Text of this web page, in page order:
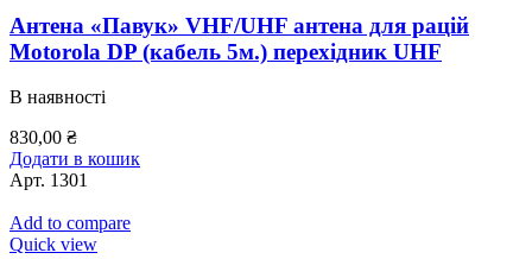
Антена «Павук» VHF/UHF антена для рацій
Motorola DP (кабель 5м.) перехідник UHF
В наявності
830,00 ₴
Додати в кошик
Арт. 1301
Add to compare
Quick view